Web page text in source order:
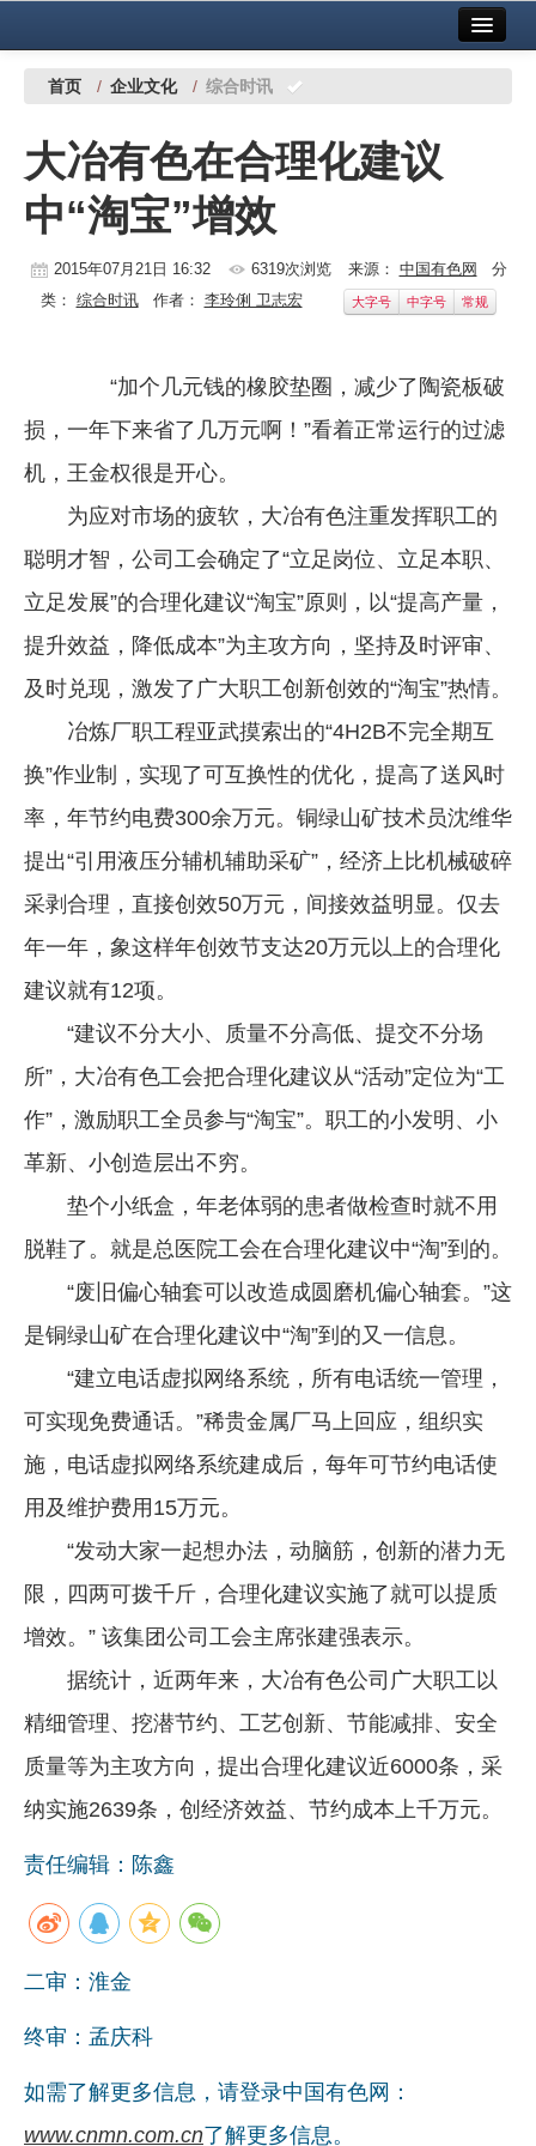
中国有色金属报社主办 广告服务
铜镍铅锌
铝
稀有稀土
镁钛
地矿 建设
党建工作
企业文化
《资源再生》杂志
数字报
首页 / 企业文化 / 综合时讯
大冶有色在合理化建议
中“淘宝”增效
2015年07月21日 16:32 6319次浏览 来源： 中国有色网 分
类： 综合时讯作者： 李玲俐 卫志宏 大字号 中字号 常规
“加个几元钱的橡胶垫圈，减少了陶瓷板破
损，一年下来省了几万元啊！”看着正常运行的过滤
机，王金权很是开心。
为应对市场的疲软，大冶有色注重发挥职工的
聪明才智，公司工会确定了“立足岗位、立足本职、
立足发展”的合理化建议“淘宝”原则，以“提高产量，
提升效益，降低成本”为主攻方向，坚持及时评审、
及时兑现，激发了广大职工创新创效的“淘宝”热情。
冶炼厂职工程亚武摸索出的“4H2B不完全期互
换”作业制，实现了可互换性的优化，提高了送风时
率，年节约电费300余万元。铜绿山矿技术员沈维华
提出“引用液压分辅机辅助采矿”，经济上比机械破碎
采剥合理，直接创效50万元，间接效益明显。仅去
年一年，象这样年创效节支达20万元以上的合理化
建议就有12项。
“建议不分大小、质量不分高低、提交不分场
所”，大冶有色工会把合理化建议从“活动”定位为“工
作”，激励职工全员参与“淘宝”。职工的小发明、小
革新、小创造层出不穷。
垫个小纸盒，年老体弱的患者做检查时就不用
脱鞋了。就是总医院工会在合理化建议中“淘”到的。
“废旧偏心轴套可以改造成圆磨机偏心轴套。”这
是铜绿山矿在合理化建议中“淘”到的又一信息。
“建立电话虚拟网络系统，所有电话统一管理，
可实现免费通话。”稀贵金属厂马上回应，组织实
施，电话虚拟网络系统建成后，每年可节约电话使
用及维护费用15万元。
“发动大家一起想办法，动脑筋，创新的潜力无
限，四两可拨千斤，合理化建议实施了就可以提质
增效。” 该集团公司工会主席张建强表示。
据统计，近两年来，大冶有色公司广大职工以
精细管理、挖潜节约、工艺创新、节能减排、安全
质量等为主攻方向，提出合理化建议近6000条，采
纳实施2639条，创经济效益、节约成本上千万元。
责任编辑：陈鑫
二审：淮金
终审：孟庆科
如需了解更多信息，请登录中国有色网：
www.cnmn.com.cn了解更多信息。